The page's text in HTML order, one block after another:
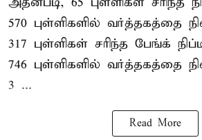
570 புள்ளிகளில் வர்த்தகத்தை
317 புள்ளிகள் சரிந்த பேங்க்
746 புள்ளிகளில் வர்த்தகத்தை
3 ...
Read More